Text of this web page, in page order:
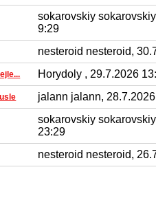
sokarovskiy
9:29
nesteroid nesteroid,
Horydoly , 29.7.2026
jalann jalann,
sokarovskiy
23:29
nesteroid nesteroid,